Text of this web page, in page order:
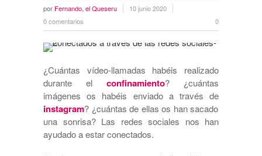
por Fernando, el Queseru
10 junio 2020
0 comentarios
0
¿Cuántas vídeo-llamadas habéis realizado
durante el confinamiento? ¿cuántas
imágenes os habéis enviado a través de
instagram? ¿cuántas de ellas os han sacado
una sonrisa? Las redes sociales nos han
ayudado a estar conectados.